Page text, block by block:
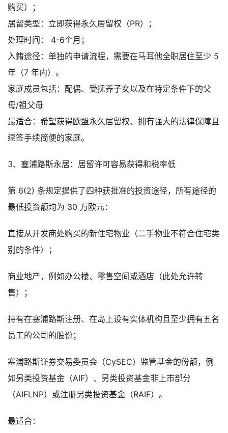
购买）；
居留类型：立即获得永久居留权（PR）；
处理时间： 4-6个月；
入籍途径：单独的申请流程，需要在马耳他全职居住至少 5
年（7 年内）。
家庭成员包括：配偶、受抚养子女以及在特定条件下的父
母/祖父母
最适合：希望获得欧盟永久居留权、拥有强大的法律保障且
续签手续简便的家庭。
3、塞浦路斯永居：居留许可容易获得和税率低
第 6(2) 条规定提供了四种获批准的投资途径，所有途径的
最低投资额均为 30 万欧元：
直接从开发商处购买的新住宅物业（二手物业不符合住宅类
别的条件）；
商业地产，例如办公楼、零售空间或酒店（此处允许转
售）；
持有在塞浦路斯注册、在岛上设有实体机构且至少拥有五名
员工的公司的股份；
塞浦路斯证券交易委员会（CySEC）监管基金的份额，例
如另类投资基金（AIF）、另类投资基金非上市部分
（AIFLNP）或注册另类投资基金（RAIF）。
最适合：